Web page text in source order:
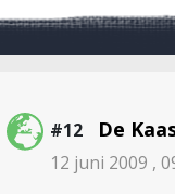
#12 De
12 juni 2009 ,